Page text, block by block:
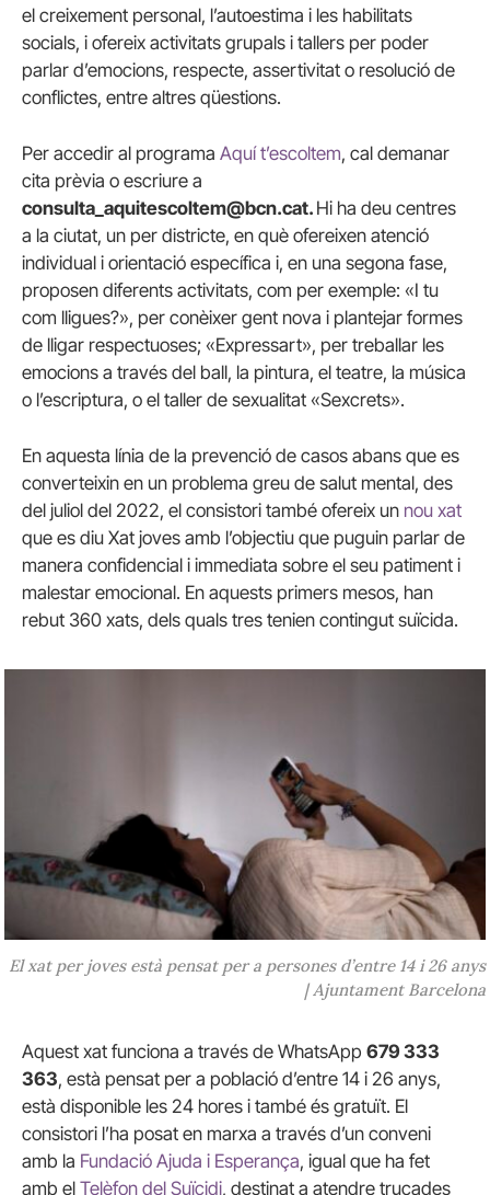
el creixement personal, l’autoestima i les habilitats
socials, i ofereix activitats grupals i tallers per poder
parlar d’emocions, respecte, assertivitat o resolució de
conflictes, entre altres qüestions.
Per accedir al programa Aquí t’escoltem, cal demanar
cita prèvia o escriure a
consulta_aquitescoltem@bcn.cat. Hi ha deu centres
a la ciutat, un per districte, en què ofereixen atenció
individual i orientació específica i, en una segona fase,
proposen diferents activitats, com per exemple: «I tu
com lligues?», per conèixer gent nova i plantejar formes
de lligar respectuoses; «Expressart», per treballar les
emocions a través del ball, la pintura, el teatre, la música
o l’escriptura, o el taller de sexualitat «Sexcrets».
En aquesta línia de la prevenció de casos abans que es
converteixin en un problema greu de salut mental, des
del juliol del 2022, el consistori també ofereix un nou xat
que es diu Xat joves amb l’objectiu que puguin parlar de
manera confidencial i immediata sobre el seu patiment i
malestar emocional. En aquests primers mesos, han
rebut 360 xats, dels quals tres tenien contingut suïcida.
El xat per joves està pensat per a persones d’entre 14 i 26 anys
| Ajuntament Barcelona
Aquest xat funciona a través de WhatsApp 679 333
363, està pensat per a població d’entre 14 i 26 anys,
està disponible les 24 hores i també és gratuït. El
consistori l’ha posat en marxa a través d’un conveni
amb la Fundació Ajuda i Esperança, igual que ha fet
amb el Telèfon del Suïcidi, destinat a atendre trucades